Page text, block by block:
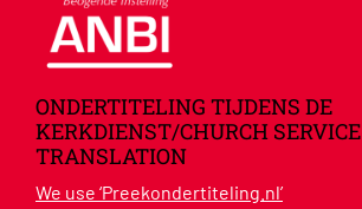
ONDERTITELING TIJDENS DE
KERKDIENST/CHURCH SERVICE
TRANSLATION
We use ‘Preekondertiteling.nl’